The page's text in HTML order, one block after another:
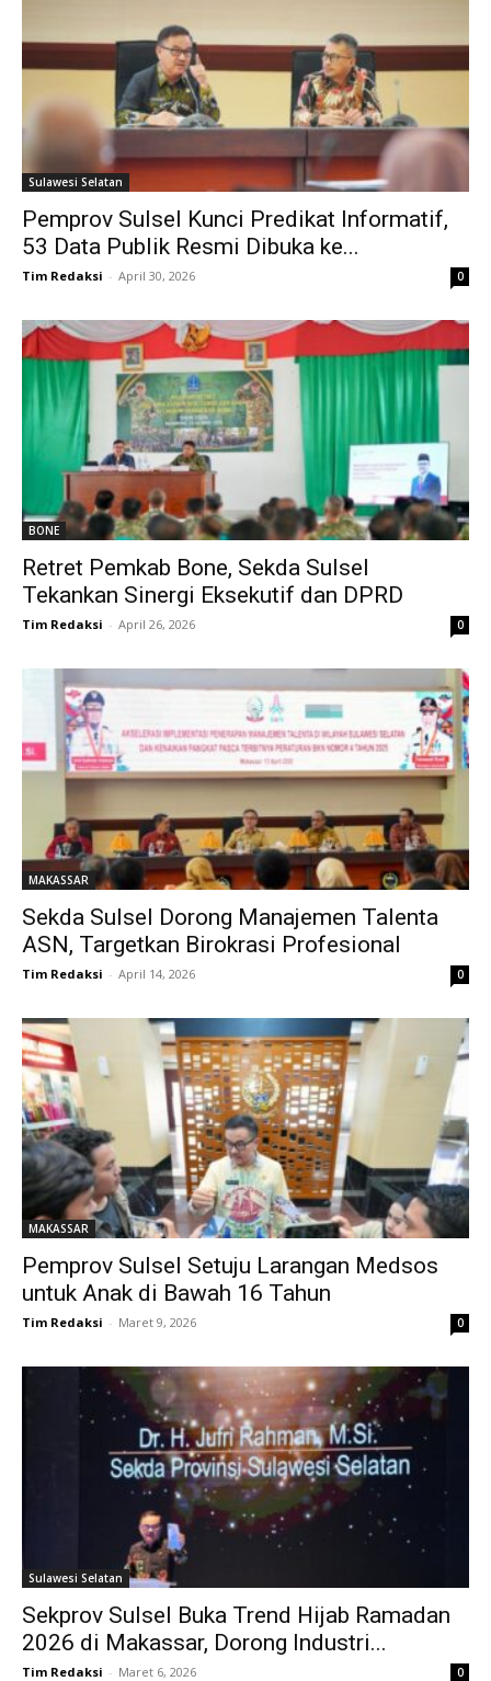
Sulawesi Selatan
Pemprov Sulsel Kunci Predikat Informatif,
53 Data Publik Resmi Dibuka ke...
Tim Redaksi - April 30, 2026 0
BONE
Retret Pemkab Bone, Sekda Sulsel
Tekankan Sinergi Eksekutif dan DPRD
Tim Redaksi - April 26, 2026 0
MAKASSAR
Sekda Sulsel Dorong Manajemen Talenta
ASN, Targetkan Birokrasi Profesional
Tim Redaksi - April 14, 2026 0
MAKASSAR
Pemprov Sulsel Setuju Larangan Medsos
untuk Anak di Bawah 16 Tahun
Tim Redaksi - Maret 9, 2026 0
Sulawesi Selatan
Sekprov Sulsel Buka Trend Hijab Ramadan
2026 di Makassar, Dorong Industri...
Tim Redaksi - Maret 6, 2026 0